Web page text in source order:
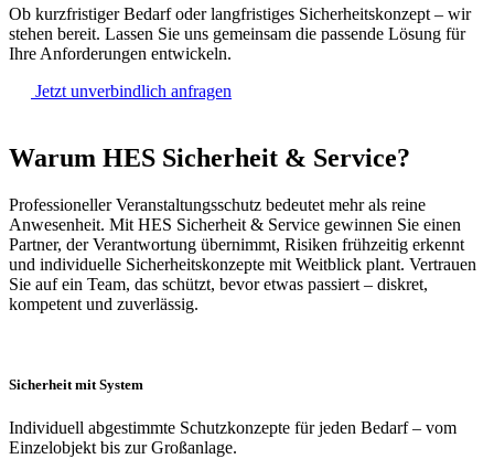
Ob kurzfristiger Bedarf oder langfristiges Sicherheitskonzept – wir
stehen bereit. Lassen Sie uns gemeinsam die passende Lösung für
Ihre Anforderungen entwickeln.
Jetzt unverbindlich anfragen
Warum HES Sicherheit & Service?
Professioneller Veranstaltungsschutz bedeutet mehr als reine
Anwesenheit. Mit HES Sicherheit & Service gewinnen Sie einen
Partner, der Verantwortung übernimmt, Risiken frühzeitig erkennt
und individuelle Sicherheitskonzepte mit Weitblick plant. Vertrauen
Sie auf ein Team, das schützt, bevor etwas passiert – diskret,
kompetent und zuverlässig.
Sicherheit mit System
Individuell abgestimmte Schutzkonzepte für jeden Bedarf – vom
Einzelobjekt bis zur Großanlage.